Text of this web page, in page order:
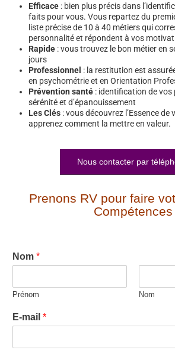
Efficace : bien plus précis dans
faits pour vous. Vous repartez du
liste précise de 10 à 40 métiers qui
personnalité et répondent à vos
Rapide : vous trouvez le bon métier en
jours
Professionnel : la restitution est
en psychométrie et en Orientation
Prévention santé : identification de vos
sérénité et d’épanouissement
Les Clés : vous découvrez l’Essence
apprenez comment la mettre en valeur.
Nous contacter par
Prenons RV pour faire
Compétences
Nom *
Prénom Nom
E-mail *